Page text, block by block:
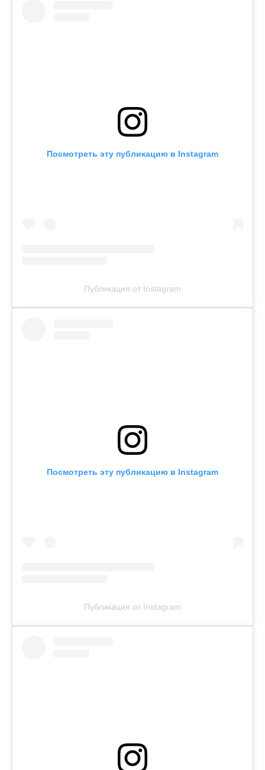
Посмотреть эту публикацию в Instagram
Публикация от Instagram
Посмотреть эту публикацию в Instagram
Публикация от Instagram